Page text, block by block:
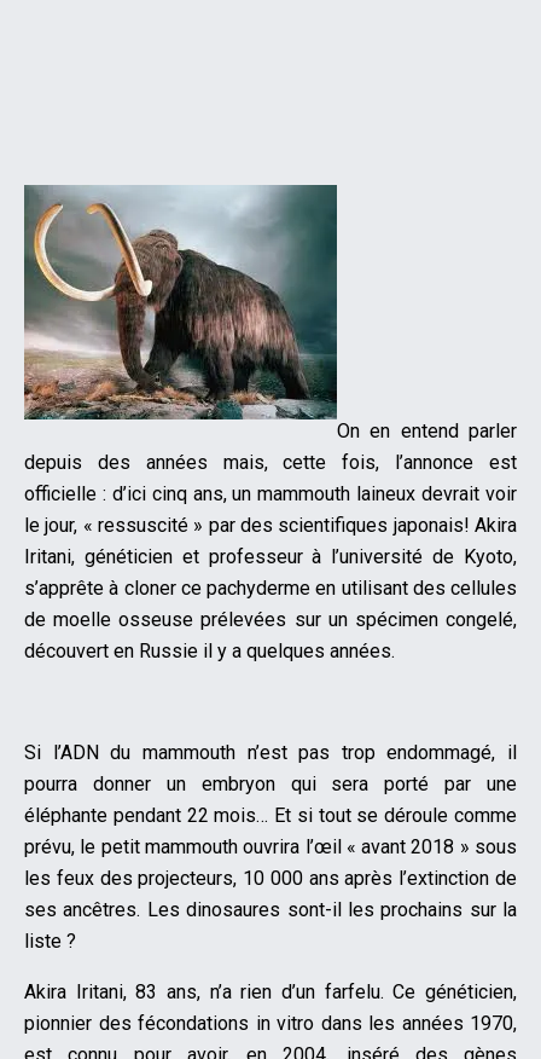
On en entend parler
depuis des années mais, cette fois, l’annonce est
officielle : d’ici cinq ans, un mammouth laineux devrait voir
le jour, « ressuscité » par des scientifiques japonais! Akira
Iritani, généticien et professeur à l’université de Kyoto,
s’apprête à cloner ce pachyderme en utilisant des cellules
de moelle osseuse prélevées sur un spécimen congelé,
découvert en Russie il y a quelques années.
Si l’ADN du mammouth n’est pas trop endommagé, il
pourra donner un embryon qui sera porté par une
éléphante pendant 22 mois… Et si tout se déroule comme
prévu, le petit mammouth ouvrira l’œil « avant 2018 » sous
les feux des projecteurs, 10 000 ans après l’extinction de
ses ancêtres. Les dinosaures sont-il les prochains sur la
liste ?
Akira Iritani, 83 ans, n’a rien d’un farfelu. Ce généticien,
pionnier des fécondations in vitro dans les années 1970,